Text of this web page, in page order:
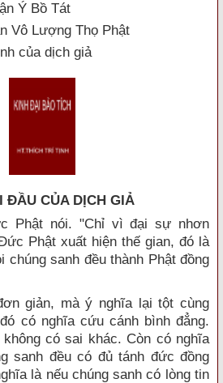
Ý Bồ Tát
Vô Lượng Thọ Phật
của dịch giả
ÐẦU CỦA DỊCH GIẢ
Phật nói. "Chỉ vì đại sự nhơn
Phật xuất hiện thế gian, đó là
chúng sanh đều thành Phật đồng
giản, mà ý nghĩa lại tột cùng
có nghĩa cứu cánh bình đẳng.
có sai khác. Còn có nghĩa
sanh đều có đủ tánh đức đồng
là nếu chúng sanh có lòng tin